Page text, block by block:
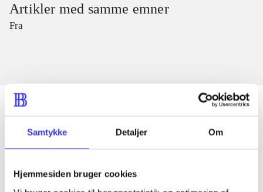
Samtykke Detaljer Om
Hjemmesiden bruger cookies
Artikler med samme emner
Fra
Artikler